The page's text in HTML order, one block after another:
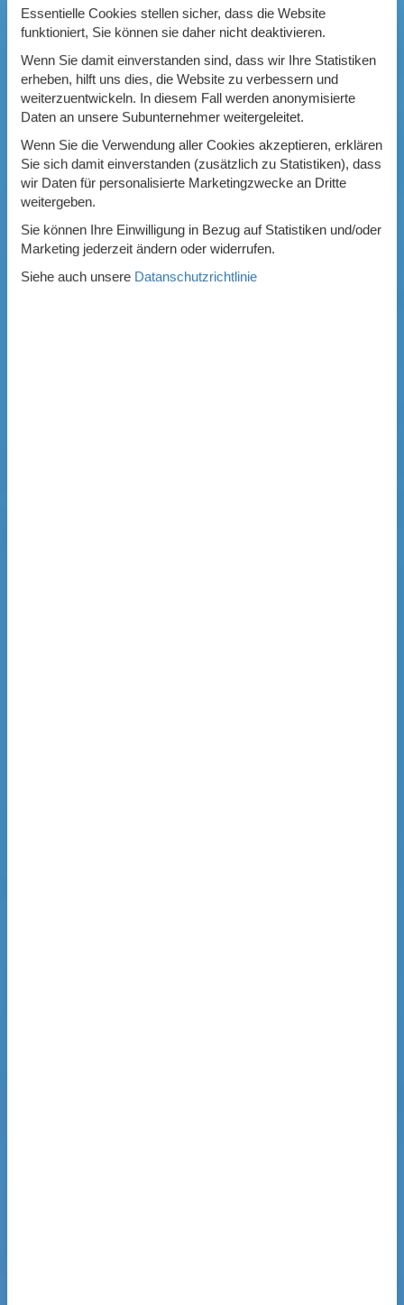
Essentielle Cookies stellen sicher, dass die Website
funktioniert, Sie können sie daher nicht deaktivieren.
Wenn Sie damit einverstanden sind, dass wir Ihre Statistiken
erheben, hilft uns dies, die Website zu verbessern und
weiterzuentwickeln. In diesem Fall werden anonymisierte
Daten an unsere Subunternehmer weitergeleitet.
Wenn Sie die Verwendung aller Cookies akzeptieren, erklären
Sie sich damit einverstanden (zusätzlich zu Statistiken), dass
wir Daten für personalisierte Marketingzwecke an Dritte
weitergeben.
Sie können Ihre Einwilligung in Bezug auf Statistiken und/oder
Marketing jederzeit ändern oder widerrufen.
Siehe auch unsere Datanschutzrichtlinie